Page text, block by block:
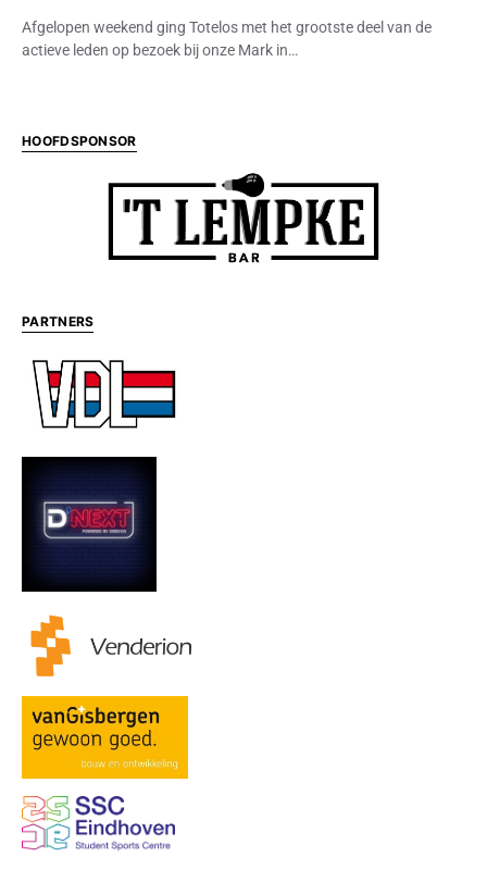
Afgelopen weekend ging Totelos met het grootste deel van de
actieve leden op bezoek bij onze Mark in…
HOOFDSPONSOR
PARTNERS